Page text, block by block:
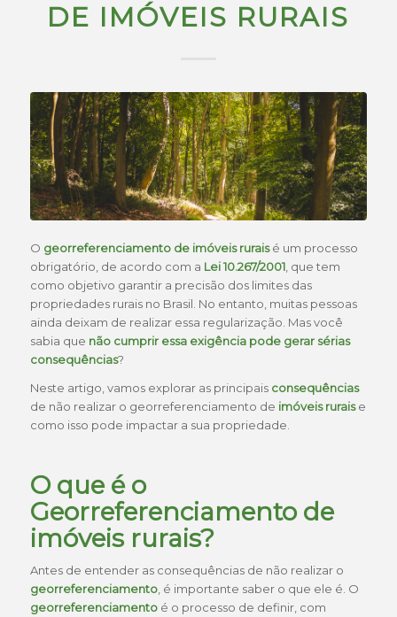
DE IMÓVEIS RURAIS
O georreferenciamento de imóveis ruraisé um processo
obrigatório, de acordo com a Lei 10.267/2001, que tem
como objetivo garantir a precisão dos limites das
propriedades rurais no Brasil. No entanto, muitas pessoas
ainda deixam de realizar essa regularização. Mas você
sabia que não cumprir essa exigência pode gerar sérias
consequências?
Neste artigo, vamos explorar as principais consequências
de não realizar o georreferenciamento de imóveis ruraise
como isso pode impactar a sua propriedade.
O que é o
Georreferenciamento de
imóveis rurais?
Antes de entender as consequências de não realizar o
georreferenciamento, é importante saber o que ele é. O
georreferenciamentoé o processo de definir, com